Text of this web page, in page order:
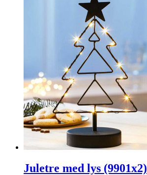
Juletre med lys (9901x2)